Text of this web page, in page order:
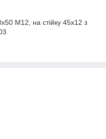
М12, на стійку 45х12 з